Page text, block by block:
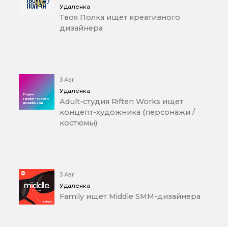
Удаленка
Твоя Полка ищет креативного
дизайнера
3 Авг
Удаленка
Adult-студия Riften Works ищет
концепт-художника (персонажи /
костюмы)
3 Авг
Удаленка
Family ищет Middle SMM-дизайнера